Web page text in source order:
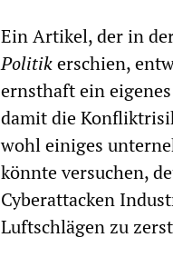
Ein Artikel, der in
Politikerschien,
ernsthaft ein
damit die
wohl einiges
könnte versuchen,
Cyberattacken
Luftschlägen zu